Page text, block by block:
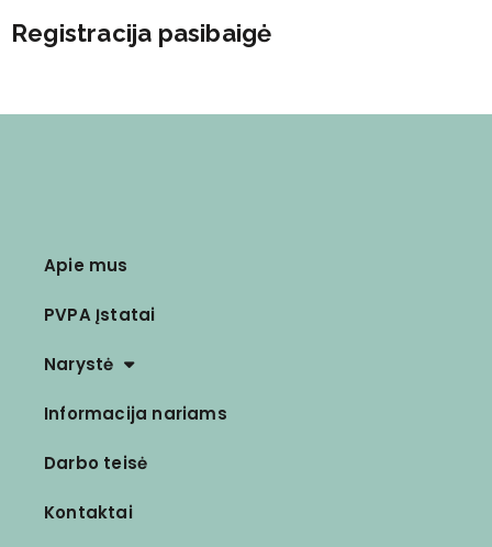
Registracija pasibaigė
Apie mus
PVPA Įstatai
Narystė
Informacija nariams
Darbo teisė
Kontaktai